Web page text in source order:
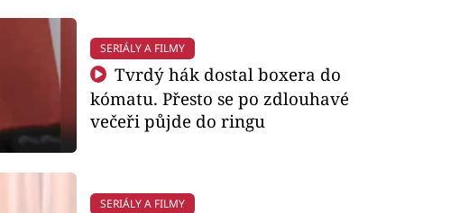
SERIÁLY A FILMY
Tvrdý hák dostal boxera do
kómatu. Přesto se po zdlouhavé
večeři půjde do ringu
SERIÁLY A FILMY